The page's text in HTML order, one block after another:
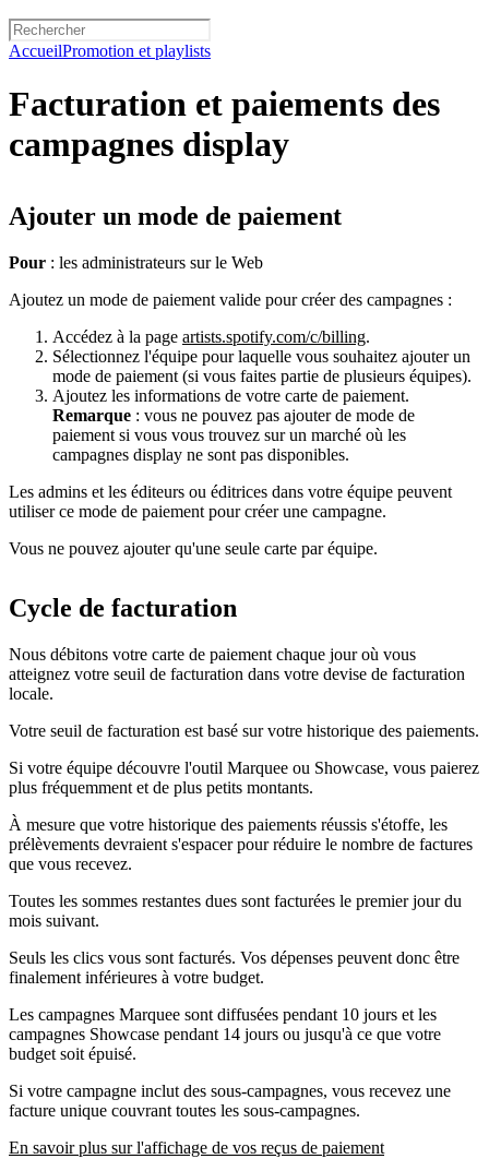
AccueilPromotion et playlists
Facturation et paiements des
campagnes display
Ajouter un mode de paiement
Pour : les administrateurs sur le Web
Ajoutez un mode de paiement valide pour créer des campagnes :
Accédez à la page artists.spotify.com/c/billing.
Sélectionnez l'équipe pour laquelle vous souhaitez ajouter un
mode de paiement (si vous faites partie de plusieurs équipes).
Ajoutez les informations de votre carte de paiement.
Remarque : vous ne pouvez pas ajouter de mode de
paiement si vous vous trouvez sur un marché où les
campagnes display ne sont pas disponibles.
Les admins et les éditeurs ou éditrices dans votre équipe peuvent
utiliser ce mode de paiement pour créer une campagne.
Vous ne pouvez ajouter qu'une seule carte par équipe.
Cycle de facturation
Nous débitons votre carte de paiement chaque jour où vous
atteignez votre seuil de facturation dans votre devise de facturation
locale.
Votre seuil de facturation est basé sur votre historique des paiements.
Si votre équipe découvre l'outil Marquee ou Showcase, vous paierez
plus fréquemment et de plus petits montants.
À mesure que votre historique des paiements réussis s'étoffe, les
prélèvements devraient s'espacer pour réduire le nombre de factures
que vous recevez.
Toutes les sommes restantes dues sont facturées le premier jour du
mois suivant.
Seuls les clics vous sont facturés. Vos dépenses peuvent donc être
finalement inférieures à votre budget.
Les campagnes Marquee sont diffusées pendant 10 jours et les
campagnes Showcase pendant 14 jours ou jusqu'à ce que votre
budget soit épuisé.
Si votre campagne inclut des sous-campagnes, vous recevez une
facture unique couvrant toutes les sous-campagnes.
En savoir plus sur l'affichage de vos reçus de paiement